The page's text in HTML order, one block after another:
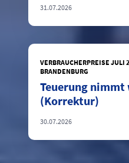
31.07.2026
VERBRAUCHERPREISE JULI
BRANDENBURG
Teuerung nimmt
(Korrektur)
30.07.2026